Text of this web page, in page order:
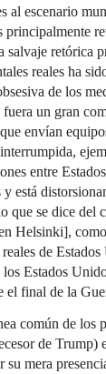
al escenario
principalmente
salvaje retórica
reales ha
de los
un gran
envían
entre
y está
que se dice del
Helsinki],
de
Estados
el final de la
común de los
de Trump)
mera